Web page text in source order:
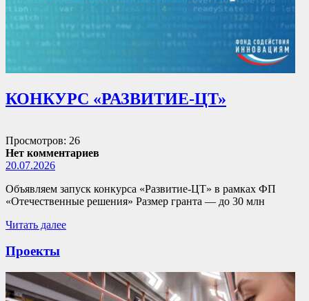
КОНКУРС «РАЗВИТИЕ-ЦТ»
Просмотров: 26
Нет комментариев
20.07.2026
Объявляем запуск конкурса «Развитие-ЦТ» в рамках ФП
«Отечественные решения» Размер гранта — до 30 млн
Читать далее
Проекты